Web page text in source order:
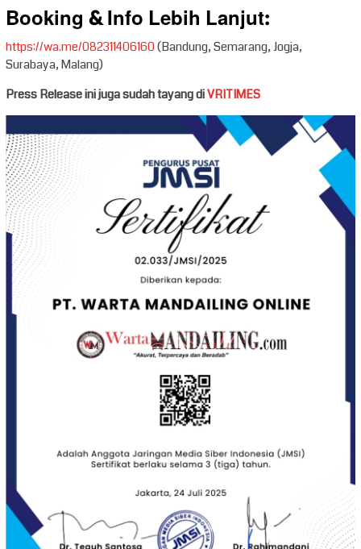
Booking & Info Lebih Lanjut:
https://wa.me/082311406160(Bandung, Semarang, Jogja,
Surabaya, Malang)
Press Release ini juga sudah tayang diVRITIMES